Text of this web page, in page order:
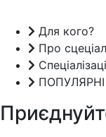
Для кого?
Про